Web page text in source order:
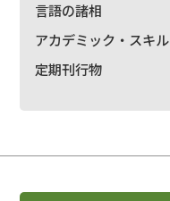
言語の諸相
アカデミック・スキル
定期刊行物